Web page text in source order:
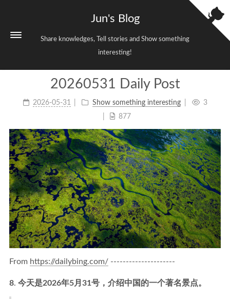
Jun's Blog
Share knowledges, Tell stories and Show something
interesting!
Categories
Archives 699
Sitemap
Links
About
20260531 Daily Post
2026-05-31 Show something interesting
3
877
From https://dailybing.com/ ---------------------
8. 今天是2026年5月31号，介绍中国的一个著名景点。